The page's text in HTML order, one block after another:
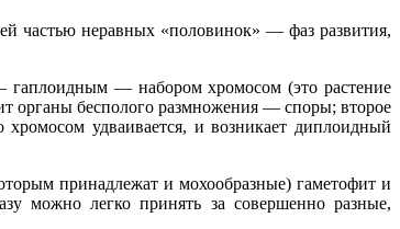
частью неравных «половинок» — фаз развития,
гаплоидным — набором хромосом (это растение
органы бесполого размножения — споры; второе
удваивается, и возникает диплоидный
принадлежат и мохообразные) гаметофит и
можно легко принять за совершенно разные,